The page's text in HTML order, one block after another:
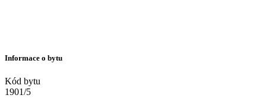
Informace o bytu
Kód bytu
1901/5